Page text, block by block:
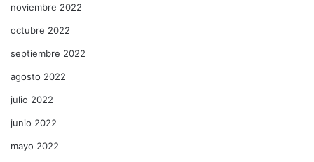
noviembre 2022
octubre 2022
septiembre 2022
agosto 2022
julio 2022
junio 2022
mayo 2022